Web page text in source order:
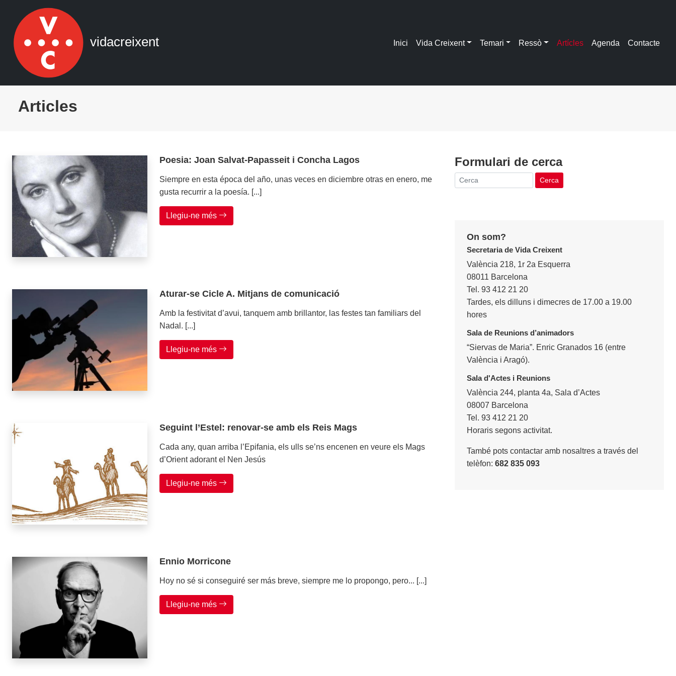
Vés al contingut
vidacreixent Inici Vida Creixent Temari Ressò Artícles Agenda Contacte
Articles
Poesia: Joan Salvat-Papasseit i Concha Lagos
Siempre en esta época del año, unas veces en diciembre otras en enero, me
gusta recurrir a la poesía. [...]
Llegiu-ne més
Aturar-se Cicle A. Mitjans de comunicació
Amb la festivitat d’avui, tanquem amb brillantor, las festes tan familiars del
Nadal. [...]
Llegiu-ne més
Seguint l’Estel: renovar-se amb els Reis Mags
Cada any, quan arriba l’Epifania, els ulls se’ns encenen en veure els Mags
d’Orient adorant el Nen Jesús
Llegiu-ne més
Ennio Morricone
Hoy no sé si conseguiré ser más breve, siempre me lo propongo, pero... [...]
Llegiu-ne més
Formulari de cerca
Cerca
On som?
Secretaria de Vida Creixent
València 218, 1r 2a Esquerra
08011 Barcelona
Tel. 93 412 21 20
Tardes, els dilluns i dimecres de 17.00 a 19.00
hores
Sala de Reunions d’animadors
“Siervas de Maria”. Enric Granados 16 (entre
València i Aragó).
Sala d'Actes i Reunions
València 244, planta 4a, Sala d’Actes
08007 Barcelona
Tel. 93 412 21 20
Horaris segons activitat.
També pots contactar amb nosaltres a través del
telèfon: 682 835 093